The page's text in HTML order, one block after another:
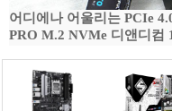
어디에나 어울리는 PCIe
PRO M.2 NVMe 디앤디컴